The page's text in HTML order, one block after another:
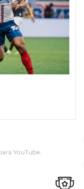
YouTube.